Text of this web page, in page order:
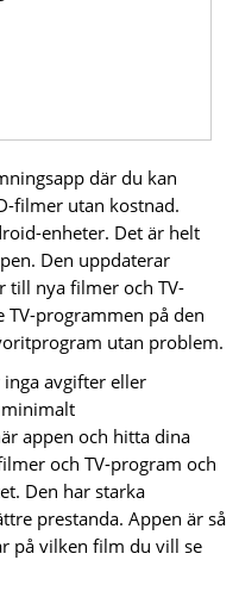
där du kan
filmer utan kostnad.
enheter. Det är helt
Den uppdaterar
till nya filmer och TV-
TV-programmen på den
utan problem.
avgifter eller
appen och hitta dina
och TV-program och
Den har starka
prestanda. Appen är så
på vilken film du vill se